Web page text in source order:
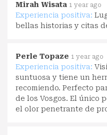
Mirah Wisata 1 year ago
Experiencia positiva:
bellas historias y citas
Perle Topaze 1 year ago
Experiencia positiva:
suntuosa y tiene un
recomiendo. Perfecto
de los Vosgos. El único
el olor penetrante de